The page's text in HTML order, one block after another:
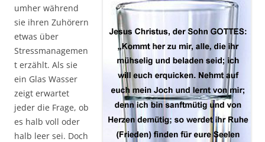
umher während
sie ihren Zuhörern
etwas über
Stressmanagemen
t erzählt. Als sie
ein Glas Wasser
zeigt erwartet
jeder die Frage, ob
es halb voll oder
halb leer sei. Doch